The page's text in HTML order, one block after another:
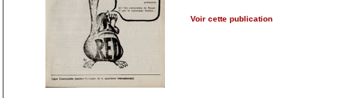
Voir cette publication